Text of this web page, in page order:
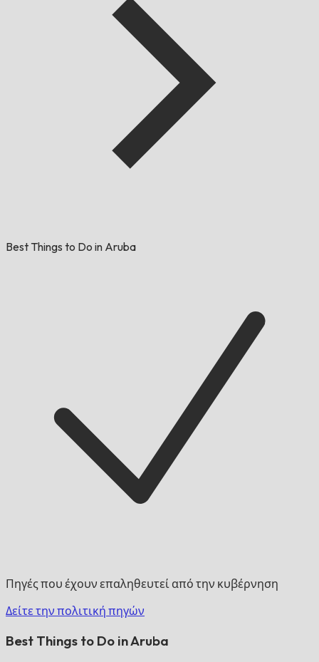
Best Things to Do in Aruba
Πηγές που έχουν επαληθευτεί από την κυβέρνηση
Δείτε την πολιτική πηγών
Best Things to Do in Aruba